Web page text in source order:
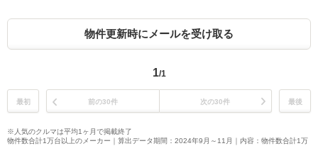
物件更新時にメールを受け取る
1/1
最初 前の30件 次の30件 最後
※人気のクルマは平均1ヶ月で掲載終了
物件数合計1万台以上のメーカー｜算出データ期間：2024年9月～11月｜内容：物件数合計1万